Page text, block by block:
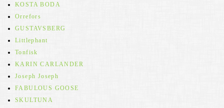
KOSTA BODA
Orrefors
GUSTAVSBERG
Littlephant
Tonfisk
KARIN CARLANDER
Joseph Joseph
FABULOUS GOOSE
SKULTUNA